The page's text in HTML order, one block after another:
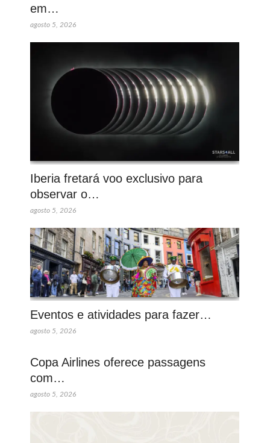
em…
agosto 5, 2026
Iberia fretará voo exclusivo para
observar o…
agosto 5, 2026
Eventos e atividades para fazer…
agosto 5, 2026
Copa Airlines oferece passagens
com…
agosto 5, 2026